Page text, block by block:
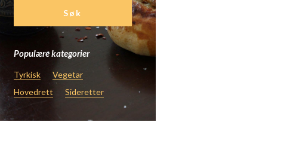
Populære kategorier
Tyrkisk
Vegetar
Hovedrett
Sideretter